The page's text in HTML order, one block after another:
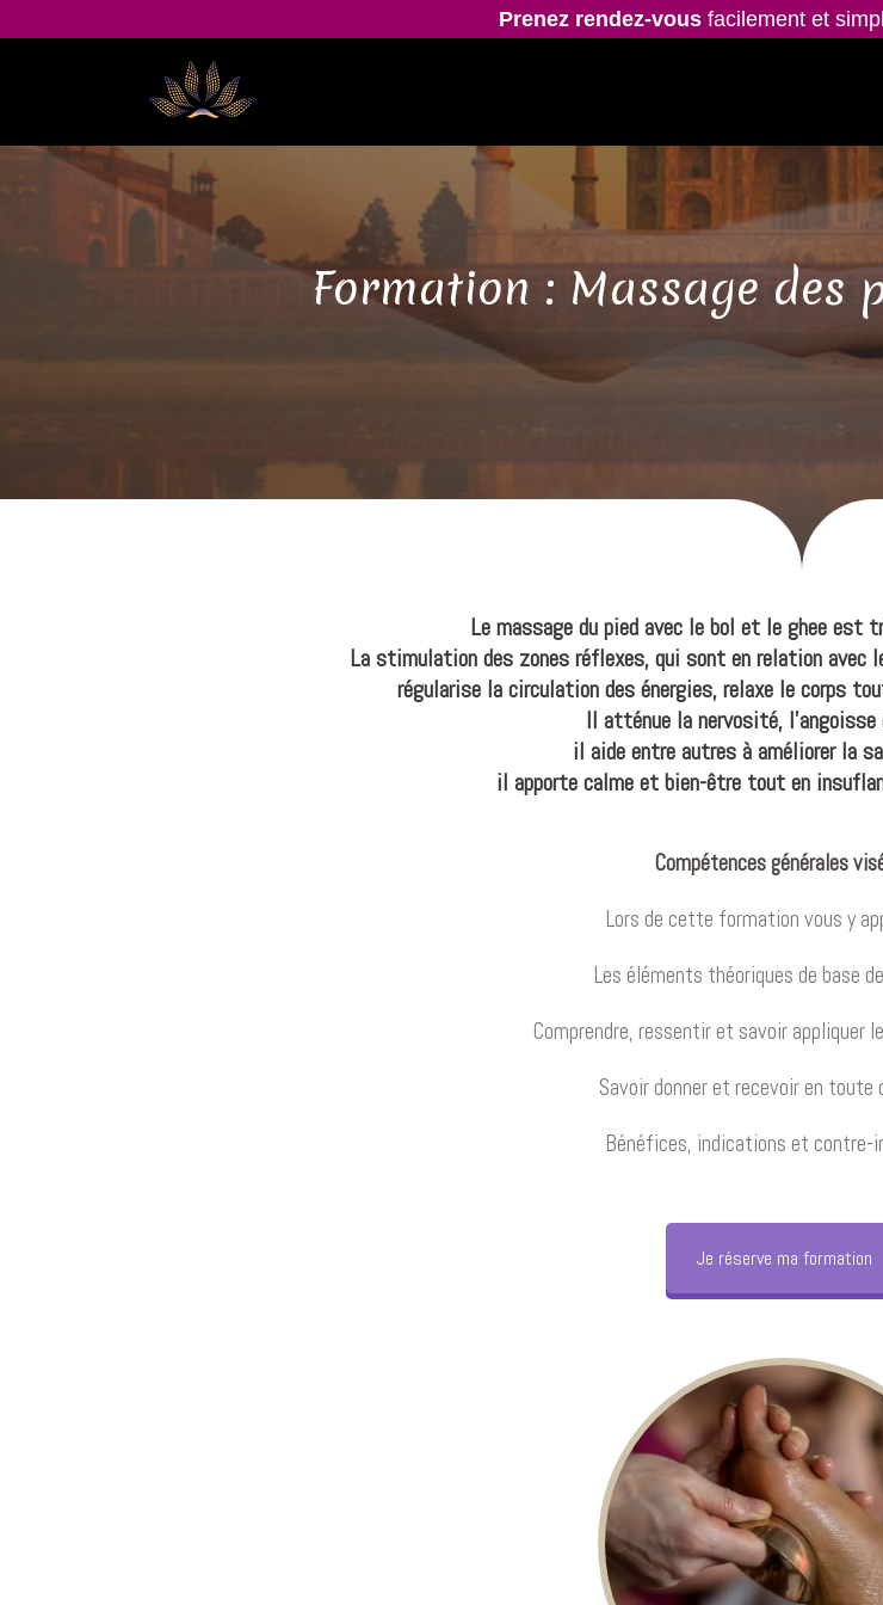
Formation : Massage des
Le massage du pied avec le bol et le ghee est
La stimulation des zones réflexes, qui sont en relation avec
régularise la circulation des énergies, relaxe le corps
Il atténue la nervosité,
il aide entre autres à améliorer la
il apporte calme et bien-être tout en
Compétences générales
Lors de cette formation vous y
Les éléments théoriques de base
Comprendre, ressentir et savoir appliquer
Savoir donner et recevoir en toute
Bénéfices, indications et contre-
Je réserve ma formation
Prenez rendez-vousfacilement et